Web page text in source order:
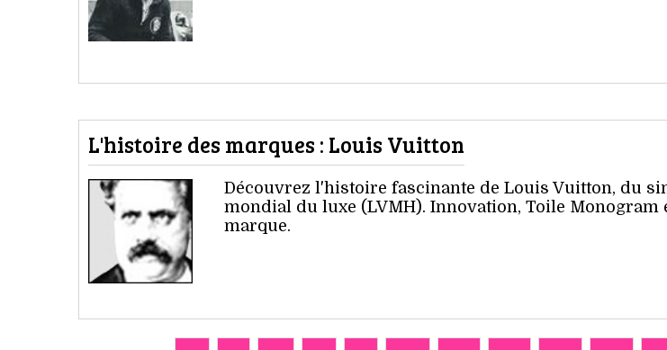
L'histoire des marques : Louis Vuitton
Découvrez l'histoire fascinante de Louis Vuitton, du
mondial du luxe (LVMH). Innovation, Toile Monogram
marque.